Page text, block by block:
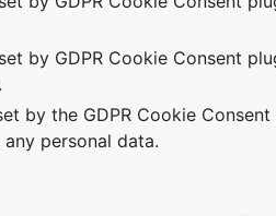
by GDPR Cookie Consent
by the GDPR Cookie
personal data.